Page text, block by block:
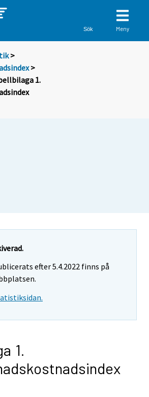
Sök Meny
>
>
1.
efter 5.4.2022 finns på
1.